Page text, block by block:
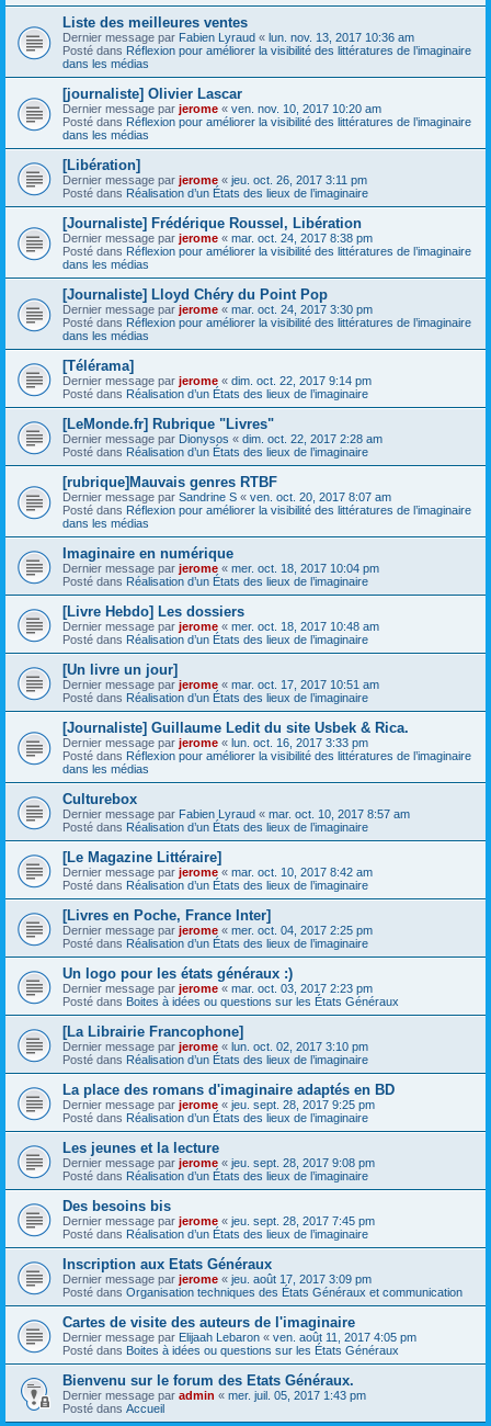
Liste des meilleures ventes
Dernier message par Fabien Lyraud « lun. nov. 13, 2017 10:36 am
Posté dans Réflexion pour améliorer la visibilité des littératures de l’imaginaire
dans les médias
[journaliste] Olivier Lascar
Dernier message par jerome « ven. nov. 10, 2017 10:20 am
Posté dans Réflexion pour améliorer la visibilité des littératures de l’imaginaire
dans les médias
[Libération]
Dernier message par jerome « jeu. oct. 26, 2017 3:11 pm
Posté dans Réalisation d’un États des lieux de l’imaginaire
[Journaliste] Frédérique Roussel, Libération
Dernier message par jerome « mar. oct. 24, 2017 8:38 pm
Posté dans Réflexion pour améliorer la visibilité des littératures de l’imaginaire
dans les médias
[Journaliste] Lloyd Chéry du Point Pop
Dernier message par jerome « mar. oct. 24, 2017 3:30 pm
Posté dans Réflexion pour améliorer la visibilité des littératures de l’imaginaire
dans les médias
[Télérama]
Dernier message par jerome « dim. oct. 22, 2017 9:14 pm
Posté dans Réalisation d’un États des lieux de l’imaginaire
[LeMonde.fr] Rubrique "Livres"
Dernier message par Dionysos « dim. oct. 22, 2017 2:28 am
Posté dans Réalisation d’un États des lieux de l’imaginaire
[rubrique]Mauvais genres RTBF
Dernier message par Sandrine S « ven. oct. 20, 2017 8:07 am
Posté dans Réflexion pour améliorer la visibilité des littératures de l’imaginaire
dans les médias
Imaginaire en numérique
Dernier message par jerome « mer. oct. 18, 2017 10:04 pm
Posté dans Réalisation d’un États des lieux de l’imaginaire
[Livre Hebdo] Les dossiers
Dernier message par jerome « mer. oct. 18, 2017 10:48 am
Posté dans Réalisation d’un États des lieux de l’imaginaire
[Un livre un jour]
Dernier message par jerome « mar. oct. 17, 2017 10:51 am
Posté dans Réalisation d’un États des lieux de l’imaginaire
[Journaliste] Guillaume Ledit du site Usbek & Rica.
Dernier message par jerome « lun. oct. 16, 2017 3:33 pm
Posté dans Réflexion pour améliorer la visibilité des littératures de l’imaginaire
dans les médias
Culturebox
Dernier message par Fabien Lyraud « mar. oct. 10, 2017 8:57 am
Posté dans Réalisation d’un États des lieux de l’imaginaire
[Le Magazine Littéraire]
Dernier message par jerome « mar. oct. 10, 2017 8:42 am
Posté dans Réalisation d’un États des lieux de l’imaginaire
[Livres en Poche, France Inter]
Dernier message par jerome « mer. oct. 04, 2017 2:25 pm
Posté dans Réalisation d’un États des lieux de l’imaginaire
Un logo pour les états généraux :)
Dernier message par jerome « mar. oct. 03, 2017 2:23 pm
Posté dans Boites à idées ou questions sur les États Généraux
[La Librairie Francophone]
Dernier message par jerome « lun. oct. 02, 2017 3:10 pm
Posté dans Réalisation d’un États des lieux de l’imaginaire
La place des romans d'imaginaire adaptés en BD
Dernier message par jerome « jeu. sept. 28, 2017 9:25 pm
Posté dans Réalisation d’un États des lieux de l’imaginaire
Les jeunes et la lecture
Dernier message par jerome « jeu. sept. 28, 2017 9:08 pm
Posté dans Réalisation d’un États des lieux de l’imaginaire
Des besoins bis
Dernier message par jerome « jeu. sept. 28, 2017 7:45 pm
Posté dans Réalisation d’un États des lieux de l’imaginaire
Inscription aux Etats Généraux
Dernier message par jerome « jeu. août 17, 2017 3:09 pm
Posté dans Organisation techniques des États Généraux et communication
Cartes de visite des auteurs de l'imaginaire
Dernier message par Elijaah Lebaron « ven. août 11, 2017 4:05 pm
Posté dans Boites à idées ou questions sur les États Généraux
Bienvenu sur le forum des Etats Généraux.
Dernier message par admin « mer. juil. 05, 2017 1:43 pm
Posté dans Accueil